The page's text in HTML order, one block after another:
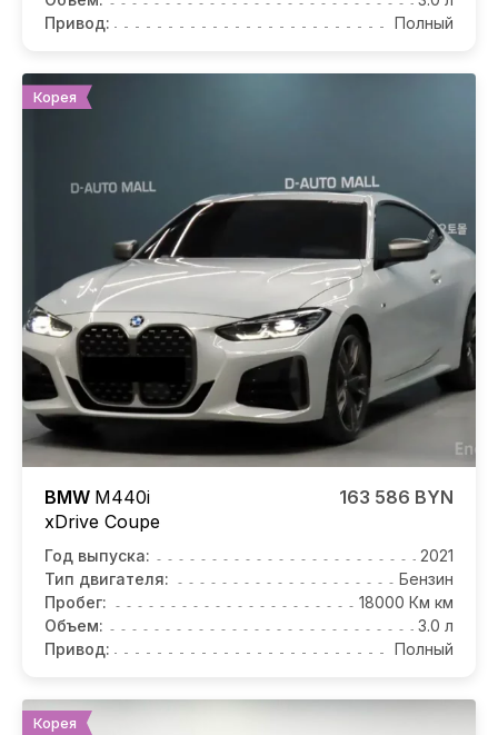
Привод:
Полный
Корея
BMW M440i
xDrive Coupe
163 586 BYN
Год выпуска:
2021
Тип двигателя:
Бензин
Пробег:
18000 Км км
Объем:
3.0 л
Привод:
Полный
Корея